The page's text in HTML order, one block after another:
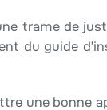
trame de
du guide
une bonne